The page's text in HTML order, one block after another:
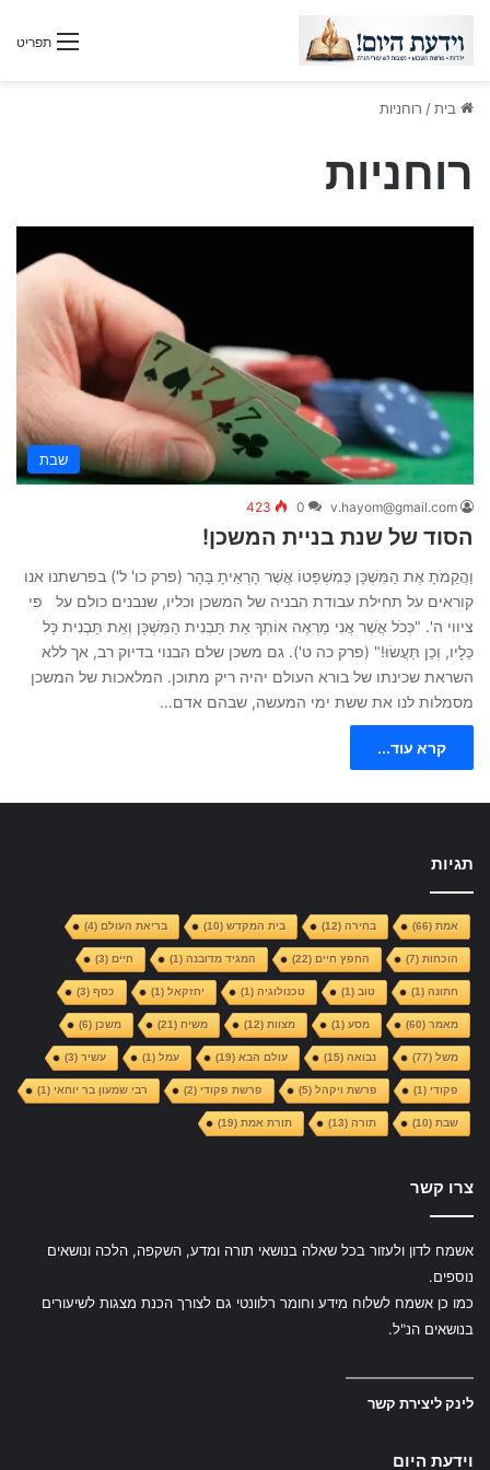
תפריט
בית/ רוחניות
רוחניות
שבת
v.hayom@gmail.com
0
423
הסוד של שנת בניית המשכן!
וַהֲקֵמֹתָ אֶת הַמִּשְׁכָּן כְּמִשְׁפָּטוֹ אֲשֶׁר הָרְאֵיתָ בָּהָר (פרק כו' ל') בפרשתנו אנו
קוראים על תחילת עבודת הבניה של המשכן וכליו, שנבנים כולם על פי
ציווי ה'. "כְּכֹל אֲשֶׁר אֲנִי מַרְאֶה אוֹתְךָ אֵת תַּבְנִית הַמִּשְׁכָּן וְאֵת תַּבְנִית כָּל
כֵּלָיו, וְכֵן תַּעֲשׂוּ!" (פרק כה ט'). גם משכן שלם הבנוי בדיוק רב, אך ללא
השראת שכינתו של בורא העולם יהיה ריק מתוכן. המלאכות של המשכן
מסמלות לנו את ששת ימי המעשה, שבהם אדם…
קרא עוד...
תגיות
אמת(66) בחירה(12) בית המקדש(10) בריאת העולם(4)
הוכחות(7) החפץ חיים(22) המגיד מדובנה(1) חיים(3)
חתונה(1) טוב(1) טכנולוגיה(1) יחזקאל(1) כסף(3)
מאמר(60) מסע(1) מצוות(12) משיח(21) משכן(6)
משל(77) נבואה(15) עולם הבא(19) עמל(1) עשיר(3)
פקודי (1) פרשת ויקהל(5) פרשת פקודי (2) רבי שמעון בר יוחאי (1)
שבת(10) תורה(13) תורת אמת(19)
צרו קשר
אשמח לדון ולעזור בכל שאלה בנושאי תורה ומדע, השקפה, הלכה ונושאים
נוספים.
כמו כן אשמח לשלוח מידע וחומר רלוונטי גם לצורך הכנת מצגות לשיעורים
בנושאים הנ"ל.
—————————
לינק ליצירת קשר
וידעת היום